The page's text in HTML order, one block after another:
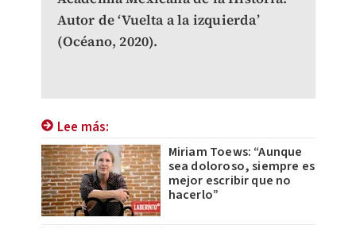
Autor de ‘Vuelta a la izquierda’
(Océano, 2020).
Lee más:
Miriam Toews: “Aunque
sea doloroso, siempre es
mejor escribir que no
hacerlo”